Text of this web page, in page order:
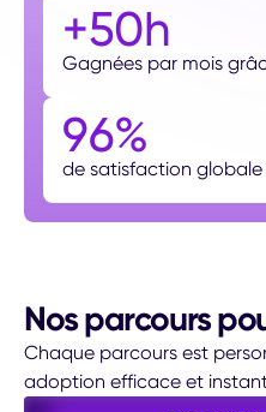
+50h
Gagnées par mois
96%
de satisfaction globale
Nos parcours
Chaque parcours est
adoption efficace et